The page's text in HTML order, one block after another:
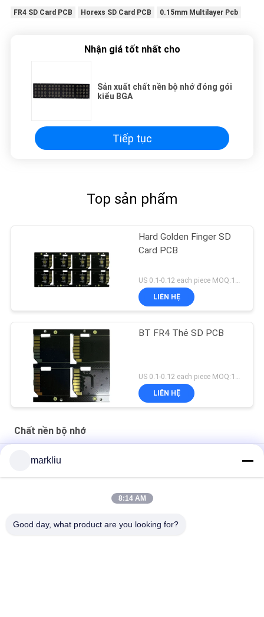
FR4 SD Card PCB Horexs SD Card PCB 0.15mm Multilayer Pcb
Nhận giá tốt nhất cho
Sản xuất chất nền bộ nhớ đóng gói
kiểu BGA
Tiếp tục
Top sản phẩm
Hard Golden Finger SD
Card PCB
US 0.1-0.12 each piece MOQ:1000 miếng
LIÊN HỆ
BT FR4 Thẻ SD PCB
LIÊN HỆ
Chất nền bộ nhớ
FMC NAND / Chất nền bộ nhớ flash BT / FR4 Chất liệu 70um
cho thẻ nhớ
markliu
8:14 AM
Good day, what product are you looking for?